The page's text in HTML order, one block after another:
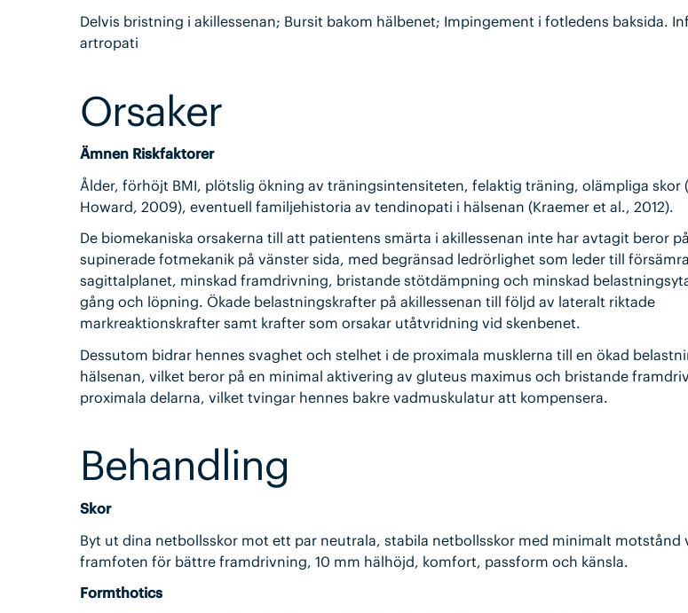
Delvis bristning i akillessenan; Bursit bakom hälbenet; Impingement i fotledens baksida.
artropati
Orsaker
Ämnen Riskfaktorer
Ålder, förhöjt BMI, plötslig ökning av träningsintensiteten, felaktig träning, olämpliga skor
Howard, 2009), eventuell familjehistoria av tendinopati i hälsenan (Kraemer et al., 2012).
De biomekaniska orsakerna till att patientens smärta i akillessenan inte har avtagit beror
supinerade fotmekanik på vänster sida, med begränsad ledrörlighet som leder till
sagittalplanet, minskad framdrivning, bristande stötdämpning och minskad
gång och löpning. Ökade belastningskrafter på akillessenan till följd av lateralt riktade
markreaktionskrafter samt krafter som orsakar utåtvridning vid skenbenet.
Dessutom bidrar hennes svaghet och stelhet i de proximala musklerna till en ökad
hälsenan, vilket beror på en minimal aktivering av gluteus maximus och bristande
proximala delarna, vilket tvingar hennes bakre vadmuskulatur att kompensera.
Behandling
Skor
Byt ut dina netbollsskor mot ett par neutrala, stabila netbollsskor med minimalt motstånd
framfoten för bättre framdrivning, 10 mm hälhöjd, komfort, passform och känsla.
Formthotics